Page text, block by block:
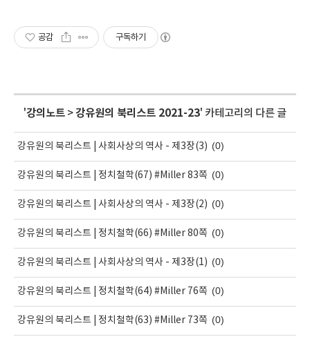
공감 구독하기
'강의노트 >강유원의 북리스트 2021-23' 카테고리의 다른 글
강유원의 북리스트 | 사회사상의 역사 - 제3장(3) (0)
강유원의 북리스트 | 정치철학(67) #Miller 83쪽 (0)
강유원의 북리스트 | 사회사상의 역사 - 제3장(2) (0)
강유원의 북리스트 | 정치철학(66) #Miller 80쪽 (0)
강유원의 북리스트 | 사회사상의 역사 - 제3장(1) (0)
강유원의 북리스트 | 정치철학(64) #Miller 76쪽 (0)
강유원의 북리스트 | 정치철학(63) #Miller 73쪽 (0)